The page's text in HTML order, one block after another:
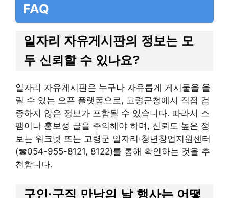
FAQ
일자리 자유게시판의 정보는 모
두 신뢰할 수 있나요?
일자리 자유게시판은 누구나 자유롭게 게시물을 올
릴 수 있는 오픈 플랫폼으로, 고령군청에서 직접 검
증하지 않은 정보가 포함될 수 있습니다. 따라서 스
팸이나 홍보성 글을 주의해야 하며, 신뢰도 높은 정
보는 워크넷 또는 고령군 일자리·청년창업지원센터
(☎054-955-8121, 8122)를 통해 확인하는 것을 추
천합니다.
구인·구직 만남의 날 행사는 어떻